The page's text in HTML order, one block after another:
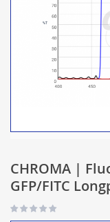
CHROMA |
GFP/FITC